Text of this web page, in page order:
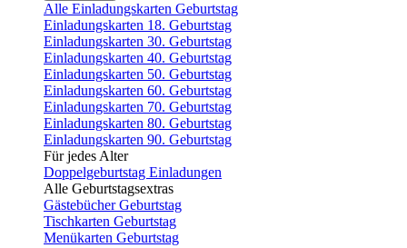
Alle Einladungskarten Geburtstag
Einladungskarten 18. Geburtstag
Einladungskarten 30. Geburtstag
Einladungskarten 40. Geburtstag
Einladungskarten 50. Geburtstag
Einladungskarten 60. Geburtstag
Einladungskarten 70. Geburtstag
Einladungskarten 80. Geburtstag
Einladungskarten 90. Geburtstag
Für jedes Alter
Doppelgeburtstag Einladungen
Alle Geburtstagsextras
Gästebücher Geburtstag
Tischkarten Geburtstag
Menükarten Geburtstag